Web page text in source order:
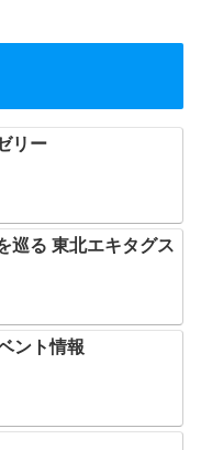
リー
巡る 東北エキタグス
ント情報